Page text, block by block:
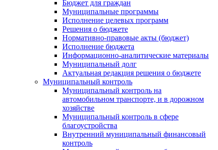
Бюджет для граждан
Муниципальные программы
Исполнение целевых программ
Решения о бюджете
Нормативно-правовые акты (бюджет)
Исполнение бюджета
Информационно-аналитические материалы
Муниципальный долг
Актуальная редакция решения о бюджете
Муниципальный контроль
Муниципальный контроль на
автомобильном транспорте, и в дорожном
хозяйстве
Муниципальный контроль в сфере
благоустройства
Внутренний муниципальный финансовый
контроль